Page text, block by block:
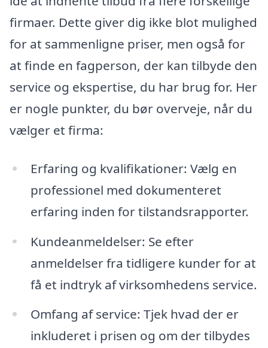
firmaer. Dette giver dig ikke blot mulighed
for at sammenligne priser, men også for
at finde en fagperson, der kan tilbyde den
service og ekspertise, du har brug for. Her
er nogle punkter, du bør overveje, når du
vælger et firma:
Erfaring og kvalifikationer: Vælg en
professionel med dokumenteret
erfaring inden for tilstandsrapporter.
Kundeanmeldelser: Se efter
anmeldelser fra tidligere kunder for at
få et indtryk af virksomhedens service.
Omfang af service: Tjek hvad der er
inkluderet i prisen og om der tilbydes